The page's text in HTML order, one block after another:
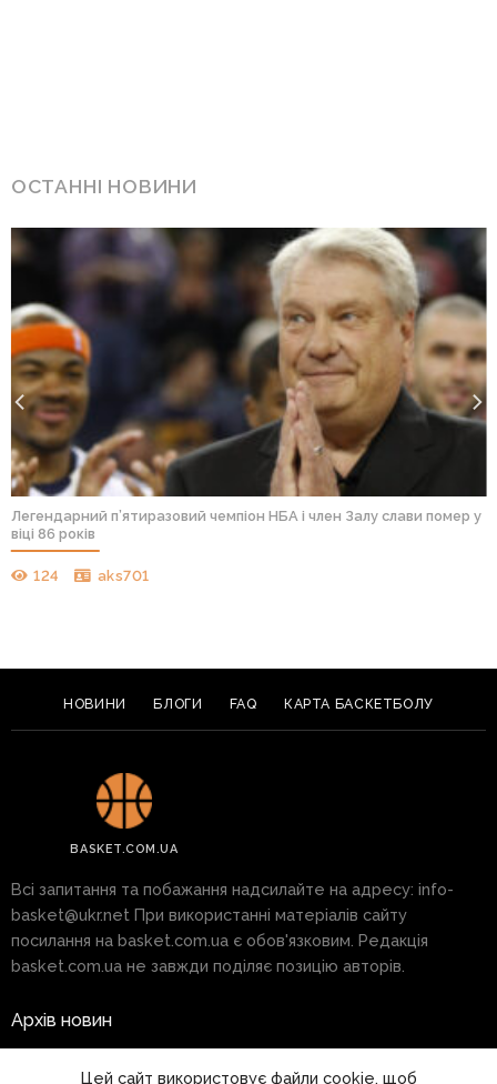
ОСТАННІ НОВИНИ
Легендарний п’ятиразовий чемпіон НБА і член Залу слави помер у
віці 86 років
124 aks701
НОВИНИ БЛОГИ FAQ КАРТА БАСКЕТБОЛУ
BASKET.COM.UA
Всі запитання та побажання надсилайте на адресу: info-
basket@ukr.net При використанні матеріалів сайту
посилання на basket.com.ua є обов'язковим. Редакція
basket.com.ua не завжди поділяє позицію авторів.
Архів новин
Цей сайт використовує файли cookie, щоб